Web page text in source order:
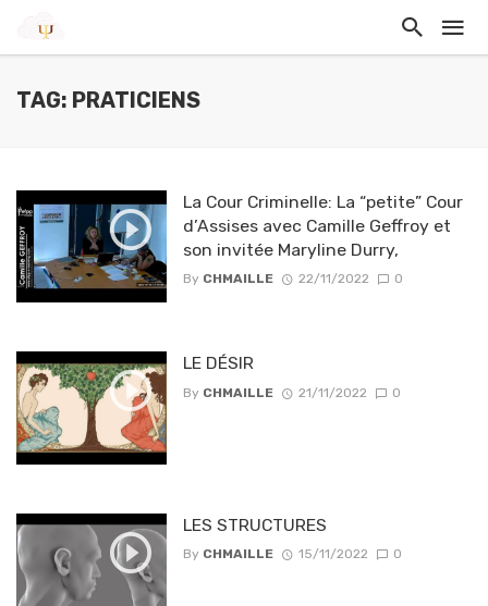
TAG: PRATICIENS
La Cour Criminelle: La “petite” Cour
d’Assises avec Camille Geffroy et
son invitée Maryline Durry,
By CHMAILLE 22/11/2022 0
LE DÉSIR
By CHMAILLE 21/11/2022 0
LES STRUCTURES
By CHMAILLE 15/11/2022 0